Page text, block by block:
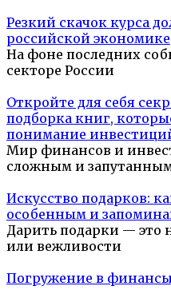
Резкий скачок курса
российской экономике
На фоне последних
секторе России
Откройте для себя
подборка книг,
понимание
Мир финансов и
сложным и
Искусство подарков:
особенным и
Дарить подарки — это
или вежливости
Погружение в